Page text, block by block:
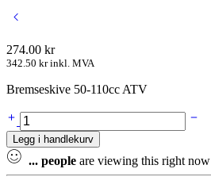
274.00 kr
342.50 krinkl. MVA
Bremseskive 50-110cc ATV
Bremseskive
50-
110cc
ATV
quantity
Legg i handlekurv
... people are viewing this right now